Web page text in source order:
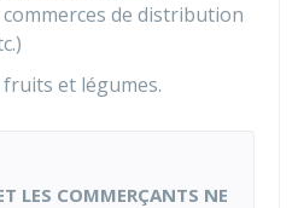
de distribution
et légumes.
LES COMMERÇANTS NE